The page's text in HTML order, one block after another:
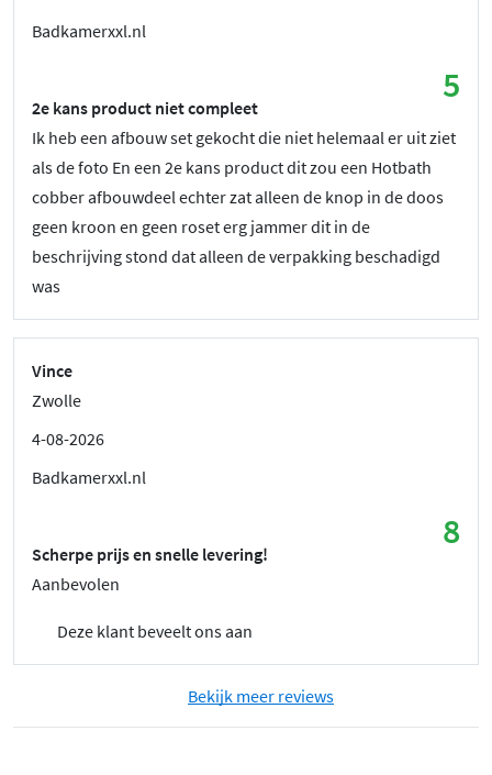
Badkamerxxl.nl
5
2e kans product niet compleet
Ik heb een afbouw set gekocht die niet helemaal er uit ziet
als de foto En een 2e kans product dit zou een Hotbath
cobber afbouwdeel echter zat alleen de knop in de doos
geen kroon en geen roset erg jammer dit in de
beschrijving stond dat alleen de verpakking beschadigd
was
Vince
Zwolle
4-08-2026
Badkamerxxl.nl
8
Scherpe prijs en snelle levering!
Aanbevolen
Deze klant beveelt ons aan
Bekijk meer reviews